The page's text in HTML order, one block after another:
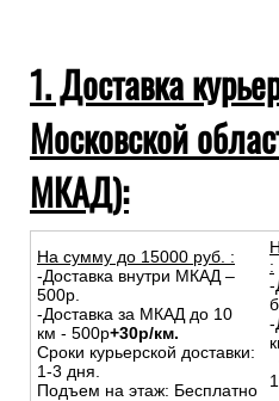
1. Доставка
Московской
МКАД):
На сумму до 15000 руб. :
-Доставка внутри МКАД –
500р.
-Доставка за МКАД до 10
км - 500р+30р/км.
Сроки курьерской доставки:
1-3 дня.
Подъем на этаж: Бесплатно
:
-
-